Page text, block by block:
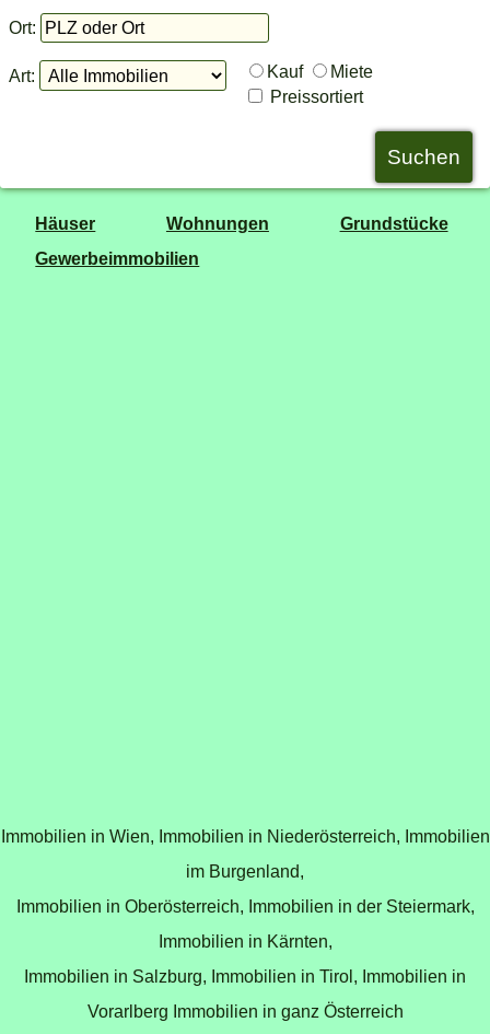
Ort:
Art: Kauf
Miete
Preissortiert
Häuser Wohnungen
Grundstücke
Gewerbeimmobilien
Immobilien in Wien, Immobilien in Niederösterreich, Immobilien
im Burgenland,
Immobilien in Oberösterreich, Immobilien in der Steiermark,
Immobilien in Kärnten,
Immobilien in Salzburg, Immobilien in Tirol, Immobilien in
Vorarlberg Immobilien in ganz Österreich